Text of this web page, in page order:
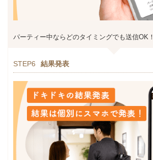
パーティー中ならどのタイミングでも送信OK！
STEP6 結果発表